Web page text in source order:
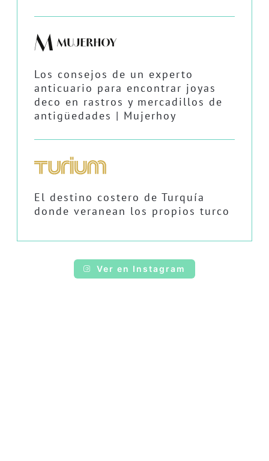
Los consejos de un experto
anticuario para encontrar joyas
deco en rastros y mercadillos de
antigüedades | Mujerhoy
El destino costero de Turquía
donde veranean los propios turco
Ver en Instagram